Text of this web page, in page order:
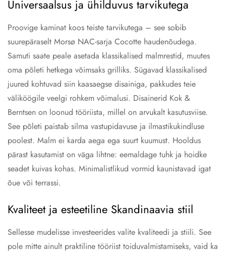
Universaalsus ja ühilduvus tarvikutega
Proovige kaminat koos teiste tarvikutega – see sobib
suurepäraselt Morsø NAC-sarja Cocotte haudenõudega.
Samuti saate peale asetada klassikalised malmrestid, muutes
oma põleti hetkega võimsaks grilliks. Sügavad klassikalised
juured kohtuvad siin kaasaegse disainiga, pakkudes teie
väliköögile veelgi rohkem võimalusi. Disainerid Kok &
Berntsen on loonud tööriista, millel on arvukalt kasutusviise.
See põleti paistab silma vastupidavuse ja ilmastikukindluse
poolest. Malm ei karda aega ega suurt kuumust. Hooldus
pärast kasutamist on väga lihtne: eemaldage tuhk ja hoidke
seadet kuivas kohas. Minimalistlikud vormid kaunistavad igat
õue või terrassi.
Kvaliteet ja esteetiline Skandinaavia stiil
Sellesse mudelisse investeerides valite kvaliteedi ja stiili. See
pole mitte ainult praktiline tööriist toiduvalmistamiseks, vaid ka